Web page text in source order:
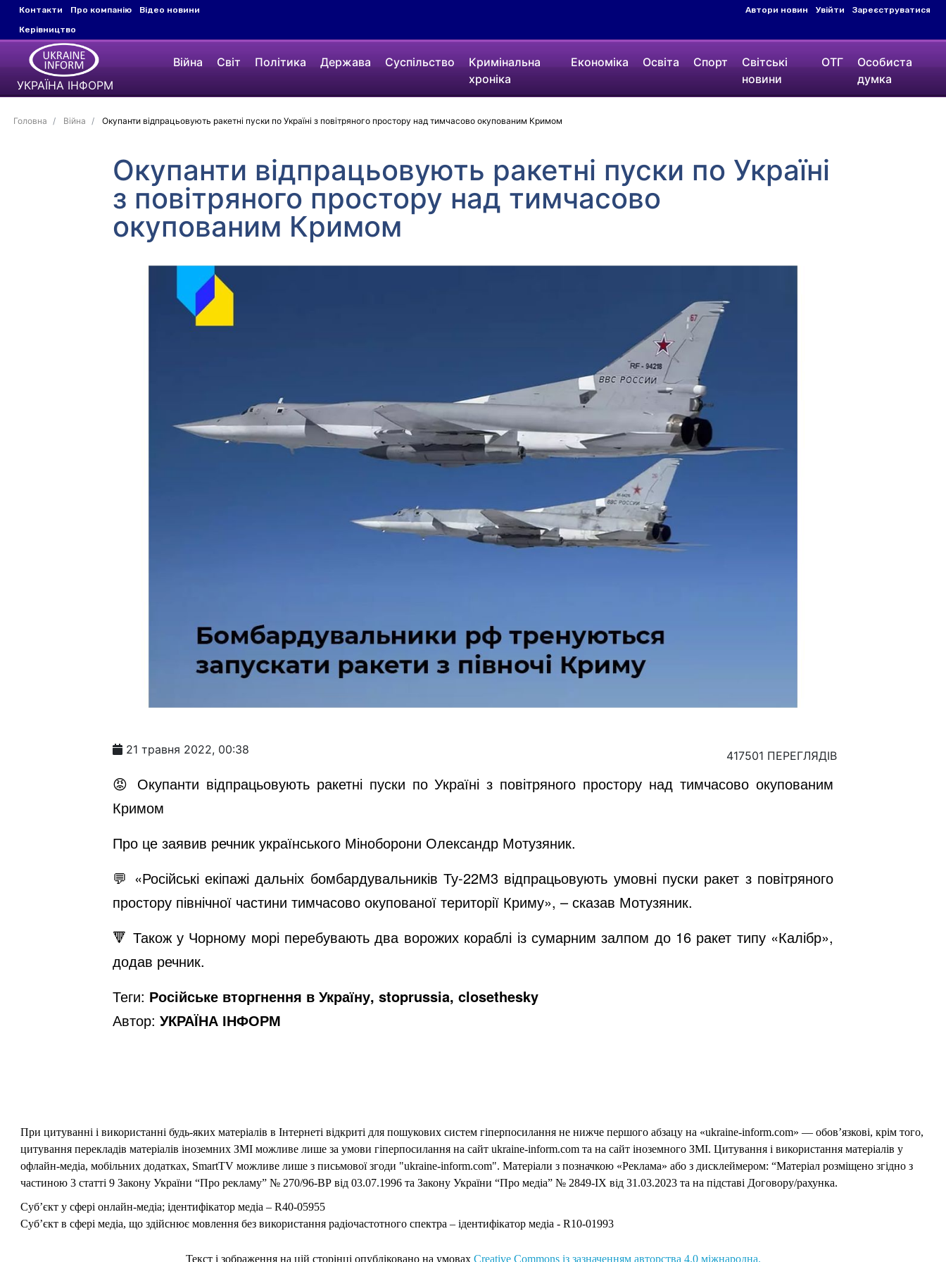
Контакти Про компанію
Відео новини
Керівництво
Автори новин Увійти Зареєструватися
УКРАЇНА ІНФОРМ
Війна Світ Політика Держава Суспільство
Кримінальна
хроніка
Економіка Освіта Спорт
Світські
новини
ОТГ
Особиста
думка
Головна Війна Окупанти відпрацьовують ракетні пуски по Україні з повітряного простору над тимчасово окупованим Кримом
Окупанти відпрацьовують ракетні пуски по Україні
з повітряного простору над тимчасово
окупованим Кримом
21 травня 2022, 00:38 417501 ПЕРЕГЛЯДІВ
😡 Окупанти відпрацьовують ракетні пуски по Україні з повітряного простору над тимчасово окупованим
Кримом
Про це заявив речник українського Міноборони Олександр Мотузяник.
💬 «Російські екіпажі дальніх бомбардувальників Ту-22М3 відпрацьовують умовні пуски ракет з повітряного
простору північної частини тимчасово окупованої території Криму», – сказав Мотузяник.
🔻 Також у Чорному морі перебувають два ворожих кораблі із сумарним залпом до 16 ракет типу «Калібр»,
додав речник.
Теги: Російське вторгнення в Україну, stoprussia, closethesky
Автор: УКРАЇНА ІНФОРМ
При цитуванні і використанні будь-яких матеріалів в Інтернеті відкриті для пошукових систем гіперпосилання не нижче першого абзацу на «ukraine-inform.com» — обов’язкові, крім того,
цитування перекладів матеріалів іноземних ЗМІ можливе лише за умови гіперпосилання на сайт ukraine-inform.com та на сайт іноземного ЗМІ. Цитування і використання матеріалів у
офлайн-медіа, мобільних додатках, SmartTV можливе лише з письмової згоди "ukraine-inform.com". Матеріали з позначкою «Реклама» або з дисклеймером: “Матеріал розміщено згідно з
частиною 3 статті 9 Закону України “Про рекламу” № 270/96-ВР від 03.07.1996 та Закону України “Про медіа” № 2849-IX від 31.03.2023 та на підставі Договору/рахунка.
Суб’єкт у сфері онлайн-медіа; ідентифікатор медіа – R40-05955
Суб’єкт в сфері медіа, що здійснює мовлення без використання радіочастотного спектра – ідентифікатор медіа - R10-01993
Текст і зображення на цій сторінці опубліковано на умовах Creative Commons із зазначенням авторства 4.0 міжнародна.